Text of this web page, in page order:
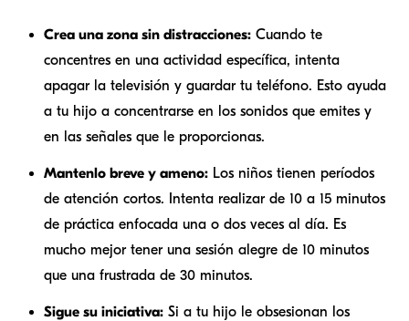
Crea una zona sin distracciones: Cuando te
concentres en una actividad específica, intenta
apagar la televisión y guardar tu teléfono. Esto ayuda
a tu hijo a concentrarse en los sonidos que emites y
en las señales que le proporcionas.
Mantenlo breve y ameno: Los niños tienen períodos
de atención cortos. Intenta realizar de 10 a 15 minutos
de práctica enfocada una o dos veces al día. Es
mucho mejor tener una sesión alegre de 10 minutos
que una frustrada de 30 minutos.
Sigue su iniciativa: Si a tu hijo le obsesionan los